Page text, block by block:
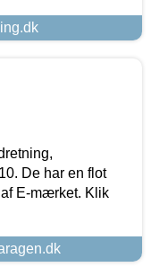
De har en flot
E-mærket. Klik